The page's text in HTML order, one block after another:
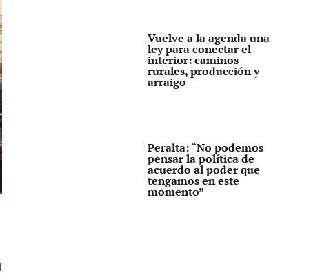
Vuelve a la agenda una
ley para conectar el
interior: caminos
rurales, producción y
arraigo
Peralta: “No podemos
pensar la política de
acuerdo al poder que
tengamos en este
momento”